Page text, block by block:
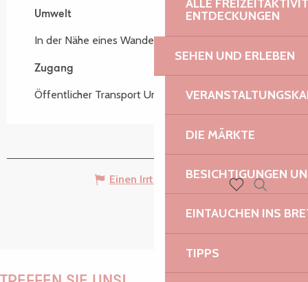
ALLE
ENTDECKUNGEN
SEHEN UND ERLEBEN
DIE MÄRKTE
BESICHTIGUNGEN
EINTAUCHEN INS
TIPPS
Umwelt
Umwelt
In der Nähe eines Wanderwegs
Zugang
Zugang
Öffentlicher Transport Um 100m
Einen Irrtum angeben